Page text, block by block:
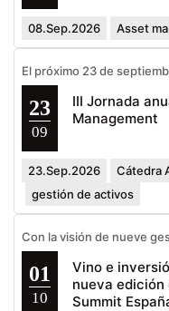
08.Sep.2026 Asset
El próximo 23 de
23
09
III Jornada
Management
23.Sep.2026
Cátedra
gestión de activos
Con la visión de nueve
01
10
Vino e
nueva edición
Summit